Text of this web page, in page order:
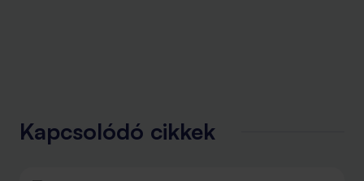
Kapcsolódó cikkek